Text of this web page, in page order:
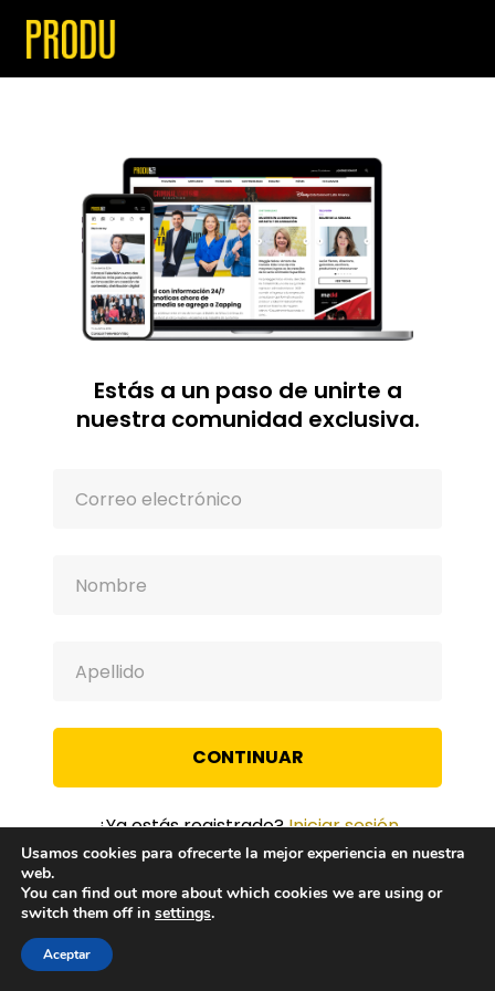
Estás a un paso de unirte a
nuestra comunidad exclusiva.
CONTINUAR
¿Ya estás registrado?Iniciar sesión
Usamos cookies para ofrecerte la mejor experiencia en nuestra
web.
You can find out more about which cookies we are using or
switch them off in settings.
Aceptar